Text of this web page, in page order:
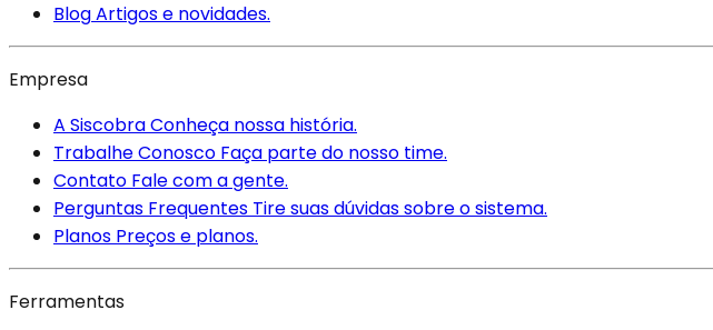
BlogArtigos e novidades.
Empresa
A SiscobraConheça nossa história.
Trabalhe Conosco Faça parte do nosso time.
Contato Fale com a gente.
Perguntas Frequentes Tire suas dúvidas sobre o sistema.
Planos Preços e planos.
Ferramentas